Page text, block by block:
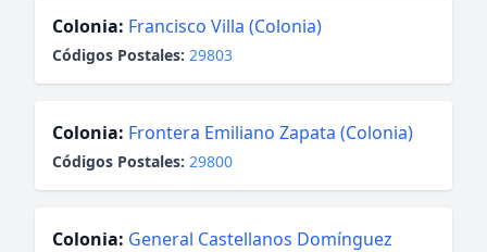
Colonia: Francisco Villa (Colonia)
Códigos Postales: 29803
Colonia: Frontera Emiliano Zapata (Colonia)
Códigos Postales: 29800
Colonia: General Castellanos Domínguez